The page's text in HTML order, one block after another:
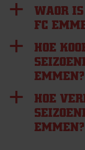
a
WAOR
FC
a
HOE
EMMEN?
a
HOE
EMMEN?